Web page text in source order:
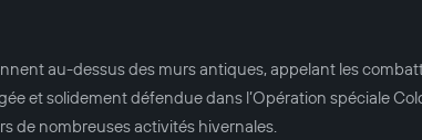
au-dessus des murs antiques, appelant les
et solidement défendue dans l’Opération spéciale
de nombreuses activités hivernales.